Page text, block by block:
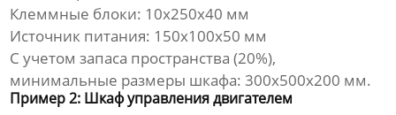
Клеммные блоки: 10x250x40 мм
Источник питания: 150x100x50 мм
С учетом запаса пространства (20%),
минимальные размеры шкафа: 300x500x200 мм.
Пример 2: Шкаф управления двигателем